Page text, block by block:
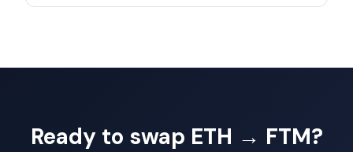
Ready to swap ETH → FTM?